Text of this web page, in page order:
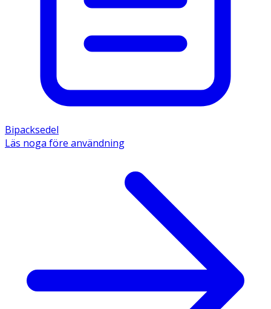
Bipacksedel
Läs noga före användning